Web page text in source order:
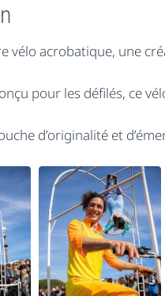
vélo acrobatique, une
pour les défilés, ce
d’originalité et